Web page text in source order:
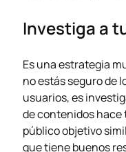
Investiga a
Es una estrategia
no estás seguro de
usuarios, es
de contenidos
público objetivo
que tiene buenos